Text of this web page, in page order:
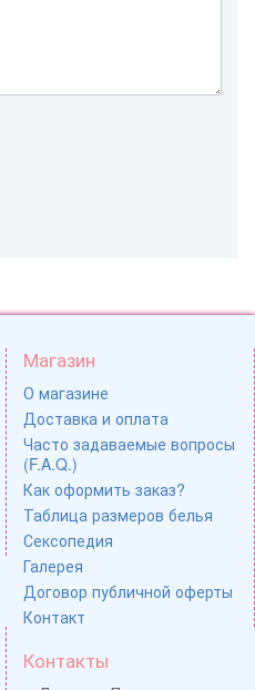
Магазин
О магазине
Доставка и оплата
Часто задаваемые вопросы
(F.A.Q.)
Как оформить заказ?
Таблица размеров белья
Сексопедия
Галерея
Договор публичной оферты
Контакт
Контакты